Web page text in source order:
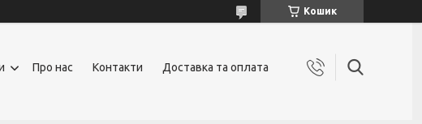
Кошик
Про нас Контакти Доставка та оплата